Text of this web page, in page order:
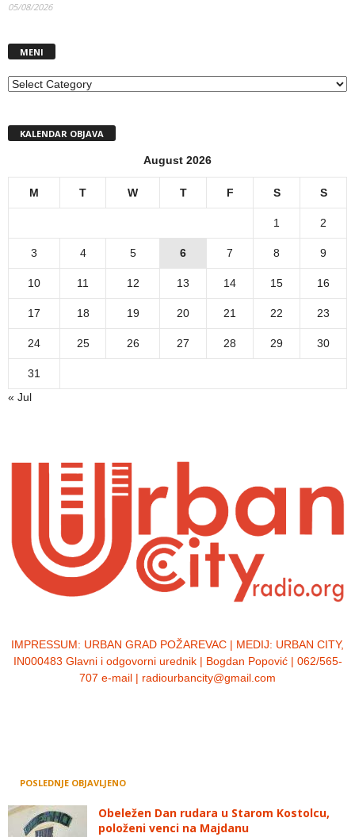
05/08/2026
MENI
MENI
KALENDAR OBJAVA
August 2026
M T W T F S S
1 2
3 4 5 6 7 8 9
10 11 12 13 14 15 16
17 18 19 20 21 22 23
24 25 26 27 28 29 30
31
« Jul
IMPRESSUM: URBAN GRAD POŽAREVAC | MEDIJ: URBAN CITY,
IN000483 Glavni i odgovorni urednik | Bogdan Popović | 062/565-
707 e-mail | radiourbancity@gmail.com
POSLEDNJE OBJAVLJENO
Obeležen Dan rudara u Starom Kostolcu,
položeni venci na Majdanu